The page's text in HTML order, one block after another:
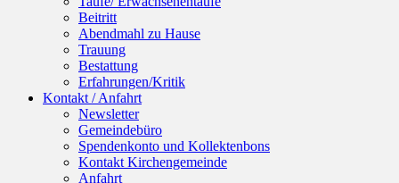
Beitritt
Abendmahl zu Hause
Trauung
Bestattung
Erfahrungen/Kritik
Kontakt / Anfahrt
Newsletter
Gemeindebüro
Spendenkonto und Kollektenbons
Kontakt Kirchengemeinde
Anfahrt